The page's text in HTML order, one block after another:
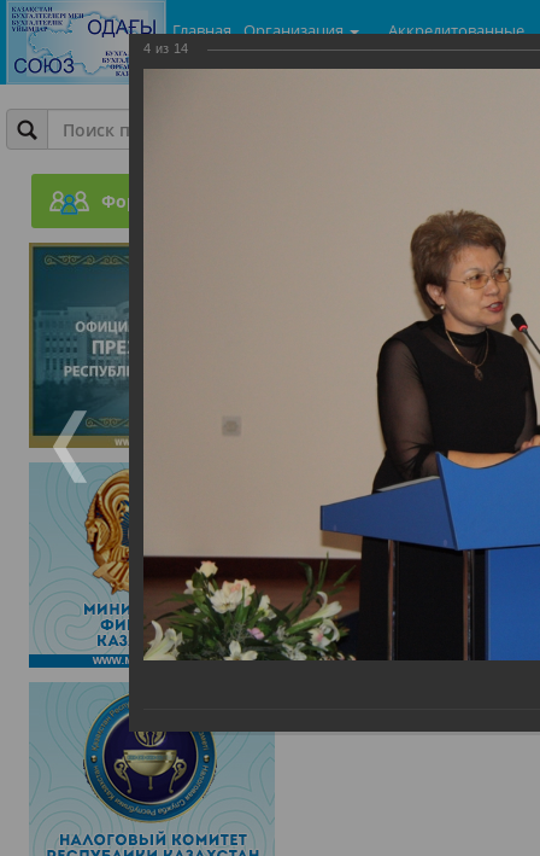
Главная Организация
Аккредитованные
центры
Форум
4 из 14